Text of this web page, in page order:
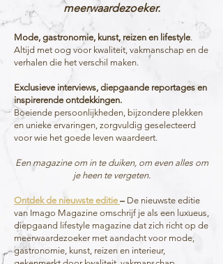
meerwaardezoeker.
Mode, gastronomie, kunst, reizen en lifestyle.
Altijd met oog voor kwaliteit, vakmanschap en de
verhalen die het verschil maken.
Exclusieve interviews, diepgaande reportages en
inspirerende ontdekkingen.
Boeiende persoonlijkheden, bijzondere plekken
en unieke ervaringen, zorgvuldig geselecteerd
voor wie het goede leven waardeert.
Een magazine om in te duiken, om even alles om
je heen te vergeten.
Ontdek de nieuwste editie – De nieuwste editie
van Imago Magazine omschrijf je als een luxueus,
diepgaand lifestyle magazine dat zich richt op de
meerwaardezoeker met aandacht voor mode,
gastronomie, kunst, reizen en interieur,